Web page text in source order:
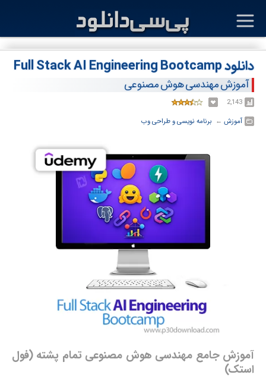
دانلود Full Stack AI Engineering Bootcamp
آموزش مهندسی هوش مصنوعی
2,143
آموزش ← ‏ برنامه نویسی و طراحی وب
آموزش جامع مهندسی هوش مصنوعی تمام پشته (فول
استک)